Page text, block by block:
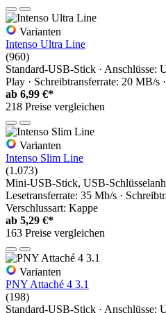
Varianten
Intenso Ultra Line
(960)
Standard-USB-Stick · Anschlüsse:
Play · Schreibtransferrate: 20 MB/s
ab 6,99 €*
218 Preise vergleichen
Varianten
Intenso Slim Line
(1.073)
Mini-USB-Stick, USB-
Lesetransferrate: 35 Mb/s ·
Verschlussart: Kappe
ab 5,29 €*
163 Preise vergleichen
Varianten
PNY Attaché 4 3.1
(198)
Standard-USB-Stick · Anschlüsse: